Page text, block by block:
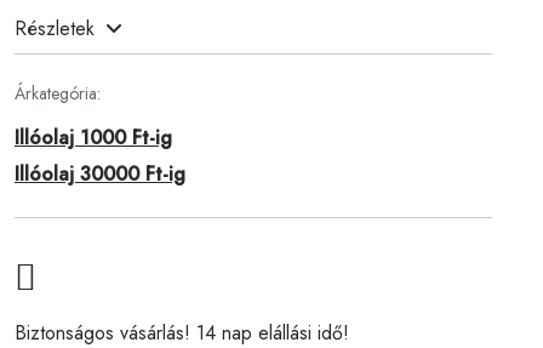
Részletek
Árkategória:
Illóolaj 1000 Ft-ig
Illóolaj 30000 Ft-ig
Biztonságos vásárlás! 14 nap elállási idő!